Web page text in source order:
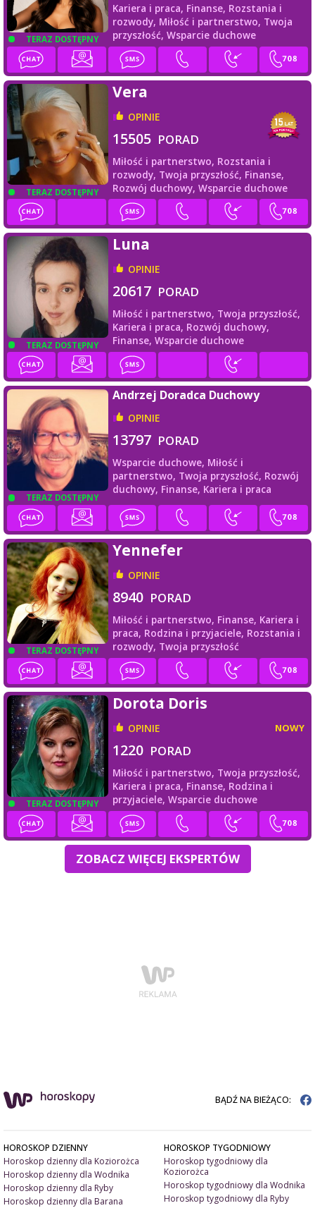
TERAZ DOSTĘPNY
Kariera i praca, Finanse, Rozstania i
rozwody, Miłość i partnerstwo, Twoja
przyszłość, Wsparcie duchowe
TERAZ DOSTĘPNY
Vera
OPINIE
15505 PORAD
Miłość i partnerstwo, Rozstania i
rozwody, Twoja przyszłość, Finanse,
Rozwój duchowy, Wsparcie duchowe
TERAZ DOSTĘPNY
Luna
OPINIE
20617 PORAD
Miłość i partnerstwo, Twoja przyszłość,
Kariera i praca, Rozwój duchowy,
Finanse, Wsparcie duchowe
TERAZ DOSTĘPNY
Andrzej Doradca Duchowy
OPINIE
13797 PORAD
Wsparcie duchowe, Miłość i
partnerstwo, Twoja przyszłość, Rozwój
duchowy, Finanse, Kariera i praca
TERAZ DOSTĘPNY
Yennefer
OPINIE
8940 PORAD
Miłość i partnerstwo, Finanse, Kariera i
praca, Rodzina i przyjaciele, Rozstania i
rozwody, Twoja przyszłość
TERAZ DOSTĘPNY
Dorota Doris
OPINIE NOWY
1220 PORAD
Miłość i partnerstwo, Twoja przyszłość,
Kariera i praca, Finanse, Rodzina i
przyjaciele, Wsparcie duchowe
ZOBACZ WIĘCEJ EKSPERTÓW
BĄDŹ NA BIEŻĄCO:
HOROSKOP DZIENNY
Horoskop dzienny dla Koziorożca
Horoskop dzienny dla Wodnika
Horoskop dzienny dla Ryby
Horoskop dzienny dla Barana
HOROSKOP TYGODNIOWY
Horoskop tygodniowy dla
Koziorożca
Horoskop tygodniowy dla Wodnika
Horoskop tygodniowy dla Ryby